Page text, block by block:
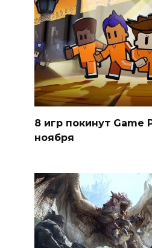
8 игр покинут Game
ноября